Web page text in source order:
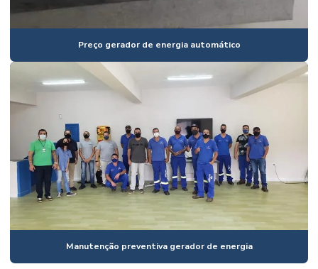
Preço gerador de energia automático
Manutenção preventiva gerador de energia